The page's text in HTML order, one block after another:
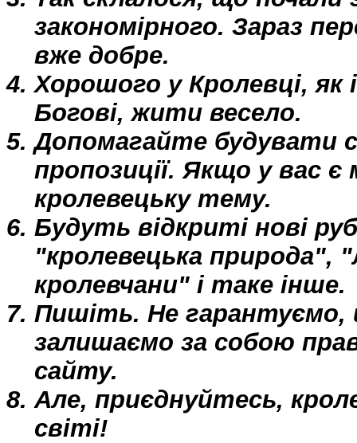
закономірного. Зараз
вже добре.
Хорошого у Кролевці, як
Богові, жити весело.
Допомагайте будувати
пропозиції. Якщо у вас
кролевецьку тему.
Будуть відкриті нові
"кролевецька природа",
кролевчани" і таке інше.
Пишіть. Не гарантуємо,
залишаємо за собою
сайту.
Але, приєднуйтесь,
світі!